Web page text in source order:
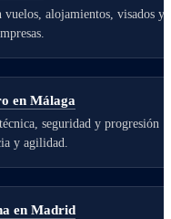
vuelos, alojamientos, visados y
en Málaga
seguridad y progresión
y agilidad.
en Madrid